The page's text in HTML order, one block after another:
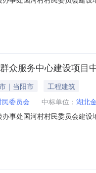
结构，室内地面砼垫层，
众服务中心建设项目
｜当阳市
工程建筑
委员会 中标单位： 湖北
事处国河村村民委员会建
结构，室内地面砼垫层，